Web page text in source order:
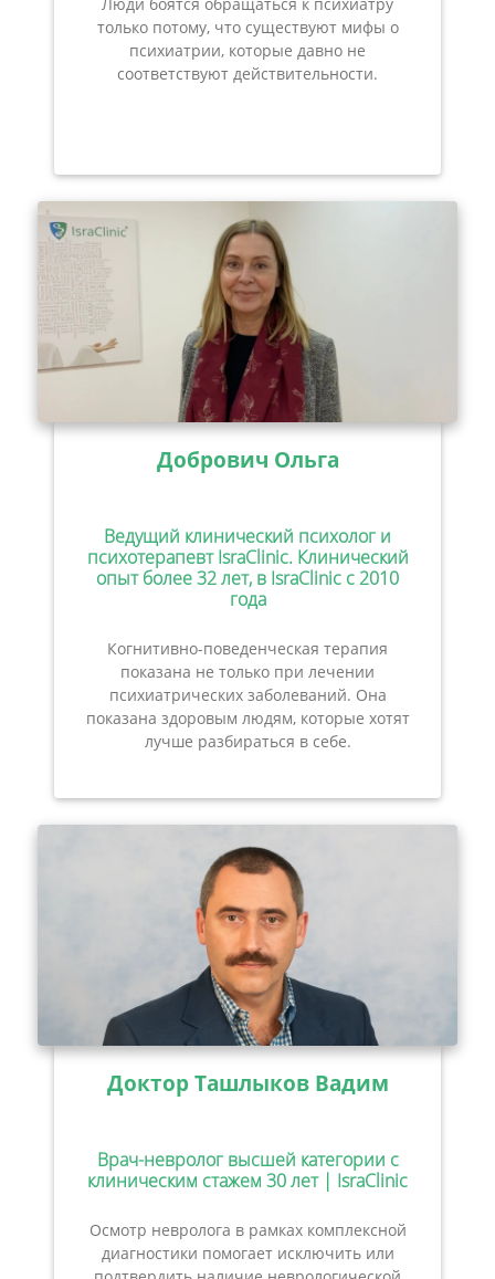
только потому, что существуют мифы о
психиатрии, которые давно не
соответствуют действительности.
Добрович Ольга
Ведущий клинический психолог и
психотерапевт IsraClinic. Клинический
опыт более 32 лет, в IsraClinic с 2010
года
Когнитивно-поведенческая терапия
показана не только при лечении
психиатрических заболеваний. Она
показана здоровым людям, которые хотят
лучше разбираться в себе.
Доктор Ташлыков Вадим
Врач-невролог высшей категории с
клиническим стажем 30 лет | IsraClinic
Осмотр невролога в рамках комплексной
диагностики помогает исключить или